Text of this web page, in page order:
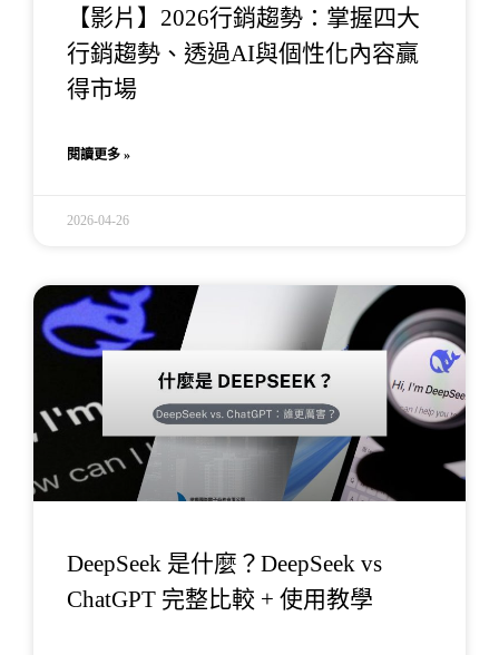
【影片】2026行銷趨勢：掌握四大
行銷趨勢、透過AI與個性化內容贏
得市場
閱讀更多 »
2026-04-26
DeepSeek 是什麼？DeepSeek vs
ChatGPT 完整比較 + 使用教學